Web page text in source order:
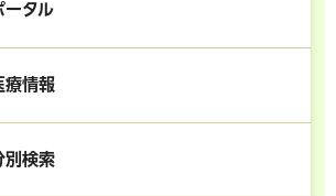
ータル
療情報
別検索